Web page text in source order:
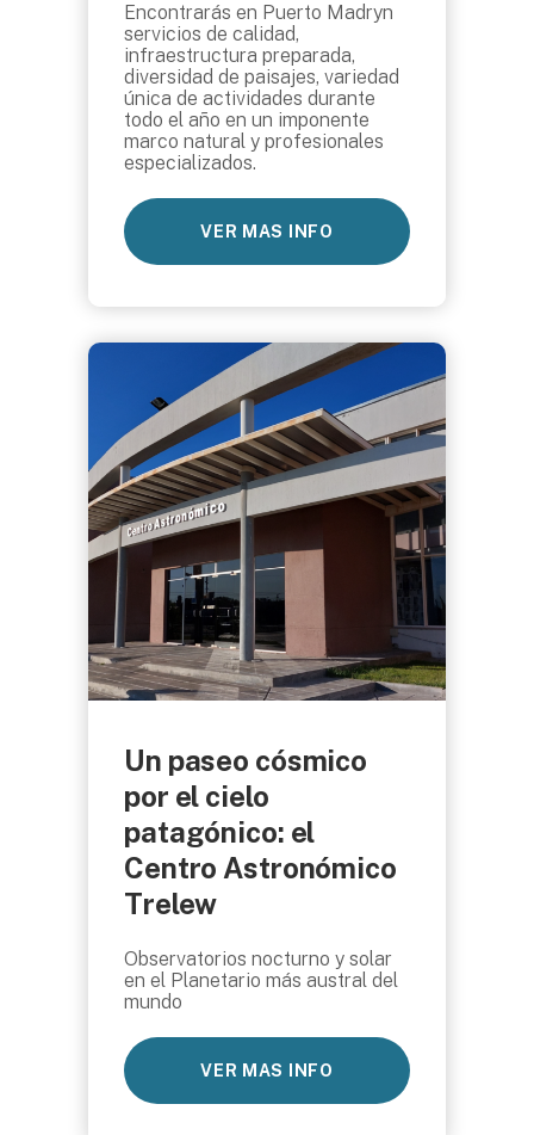
Encontrarás en Puerto Madryn
servicios de calidad,
infraestructura preparada,
diversidad de paisajes, variedad
única de actividades durante
todo el año en un imponente
marco natural y profesionales
especializados.
VER MAS INFO
Un paseo cósmico
por el cielo
patagónico: el
Centro Astronómico
Trelew
Observatorios nocturno y solar
en el Planetario más austral del
mundo
VER MAS INFO